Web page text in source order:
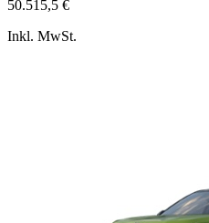
50.515,5 €
Inkl. MwSt.